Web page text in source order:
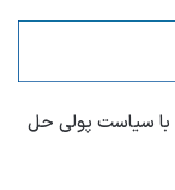
با سیاست پولی حل